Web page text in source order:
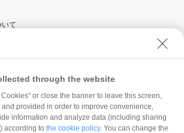
いて
関する当社の考え方
through the website
Cookies" or close the banner to leave this screen,
provided in order to improve convenience,
information and analyze data (including sharing
according to the cookie policy. You can change the